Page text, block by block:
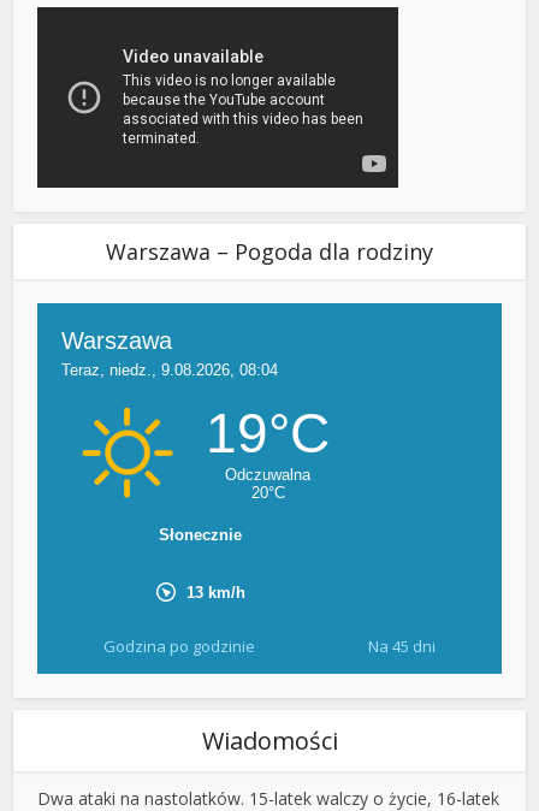
Warszawa – Pogoda dla rodziny
Godzina po godzinie Na 45 dni
Wiadomości
Dwa ataki na nastolatków. 15-latek walczy o życie, 16-latek